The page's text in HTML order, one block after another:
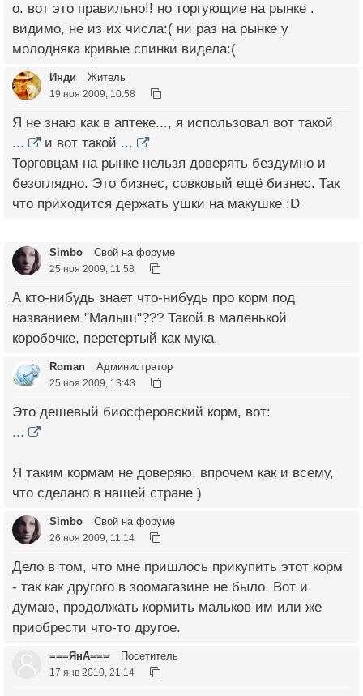
о. вот это правильно!! но торгующие на рынке .
видимо, не из их числа:( ни раз на рынке у
молодняка кривые спинки видела:(
Инди Житель
19 ноя 2009, 10:58
Я не знаю как в аптеке..., я использовал вот такой
...
и вот такой ...
Торговцам на рынке нельзя доверять бездумно и
безоглядно. Это бизнес, совковый ещё бизнес. Так
что приходится держать ушки на макушке :D
Simbo Свой на форуме
25 ноя 2009, 11:58
А кто-нибудь знает что-нибудь про корм под
названием "Малыш"??? Такой в маленькой
коробочке, перетертый как мука.
Roman Администратор
25 ноя 2009, 13:43
Это дешевый биосферовский корм, вот:
...
Я таким кормам не доверяю, впрочем как и всему,
что сделано в нашей стране )
Simbo Свой на форуме
26 ноя 2009, 11:14
Дело в том, что мне пришлось прикупить этот корм
- так как другого в зоомагазине не было. Вот и
думаю, продолжать кормить мальков им или же
приобрести что-то другое.
===ЯнА=== Посетитель
17 янв 2010, 21:14